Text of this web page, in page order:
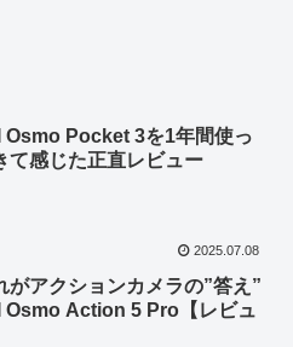
Osmo Pocket 3を1年間使っ
て感じた正直レビュー
2025.07.08
がアクションカメラの”答え”
Osmo Action 5 Pro【レビュ